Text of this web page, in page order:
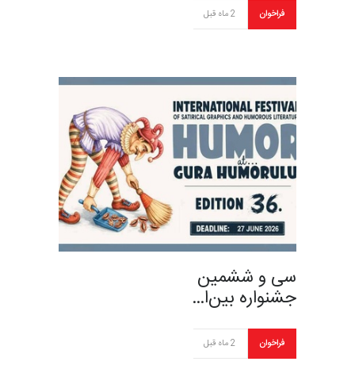
فراخوان 2 ماه قبل
سی و ششمین
جشنواره بین‌ا…
فراخوان 2 ماه قبل